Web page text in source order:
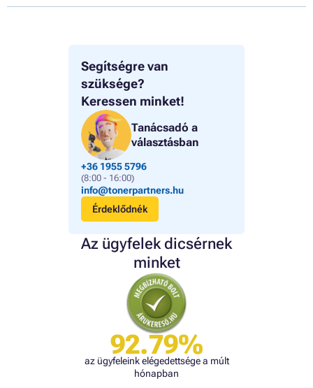
Segítségre van
szüksége?
Keressen minket!
Tanácsadó a
választásban
+36 1955 5796
(8:00 - 16:00)
info@tonerpartners.hu
Érdeklődnék
Az ügyfelek dicsérnek
minket
92.79%
az ügyfeleink elégedettsége a múlt
hónapban